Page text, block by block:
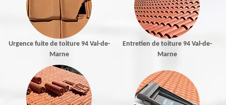
Urgence fuite de toiture 94 Val-de-
Marne
Entretien de toiture 94 Val-de-
Marne